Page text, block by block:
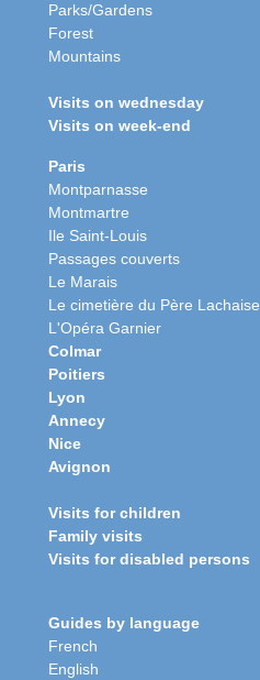
Parks/Gardens
Forest
Mountains
Visits on wednesday
Visits on week-end
Paris
Montparnasse
Montmartre
Ile Saint-Louis
Passages couverts
Le Marais
Le cimetière du Père Lachaise
L'Opéra Garnier
Colmar
Poitiers
Lyon
Annecy
Nice
Avignon
Visits for children
Family visits
Visits for disabled persons
Guides by language
French
English